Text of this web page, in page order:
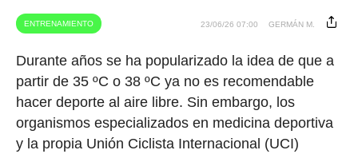
ENTRENAMIENTO 23/06/26 07:00 GERMÁN M.
Durante años se ha popularizado la idea de que a
partir de 35 ºC o 38 ºC ya no es recomendable
hacer deporte al aire libre. Sin embargo, los
organismos especializados en medicina deportiva
y la propia Unión Ciclista Internacional (UCI)